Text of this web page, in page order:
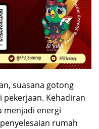
suasana gotong
Kehadiran
menjadi energi
rumah